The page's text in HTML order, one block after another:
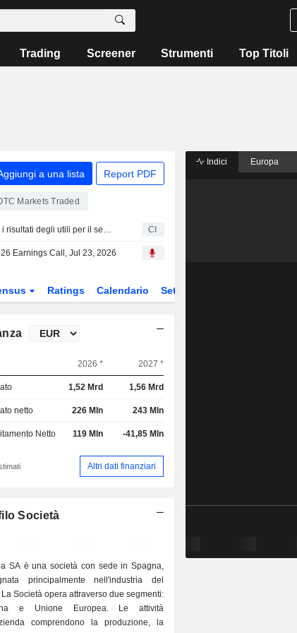
Trading Screener Strumenti Top Titoli
a una lista Report PDF
Markets Traded
Vidrala, S.A. riporta i risultati degli utili per il semestre conclusosi il 30 giugno 2026 CI
Earnings Call, Jul 23, 2026
Ratings Calendario Settore
2026 * 2027 *
1,52 Mrd 1,56 Mrd
netto 226 Mln 243 Mln
Netto 119 Mln -41,85 Mln
Altri dati finanziari
Società
SA è una società con sede in Spagna,
principalmente nell'industria del
La Società opera attraverso due segmenti:
e Unione Europea. Le attività
comprendono la produzione, la
Indici Europa